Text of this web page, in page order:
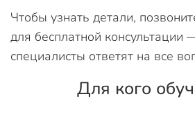
Чтобы узнать детали,
для бесплатной консультации
специалисты ответят на все
Для кого